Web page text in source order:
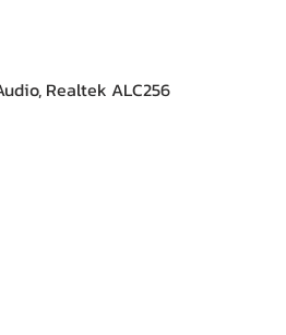
Realtek ALC256